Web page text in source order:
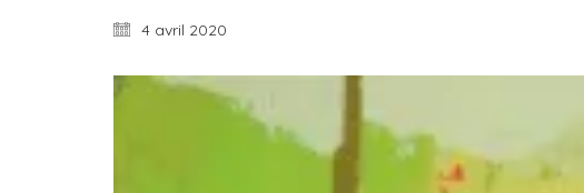
4 avril 2020